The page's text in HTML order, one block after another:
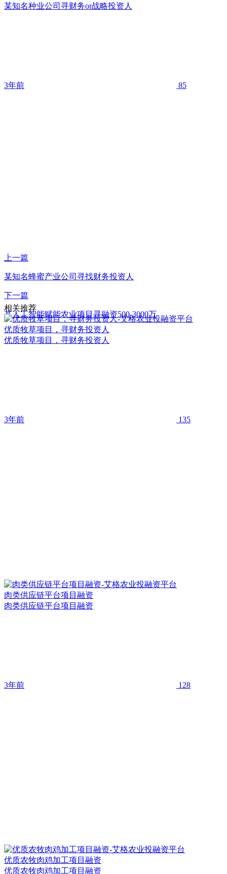
某知名种业公司寻财务or战略投资人
3年前 85
上一篇
某知名蜂蜜产业公司寻找财务投资人
下一篇
某人工智能赋能农业项目寻融资500-3000万
相关推荐
优质牧草项目，寻财务投资人
优质牧草项目，寻财务投资人
3年前 135
肉类供应链平台项目融资
肉类供应链平台项目融资
3年前 128
优质农牧肉鸡加工项目融资
优质农牧肉鸡加工项目融资